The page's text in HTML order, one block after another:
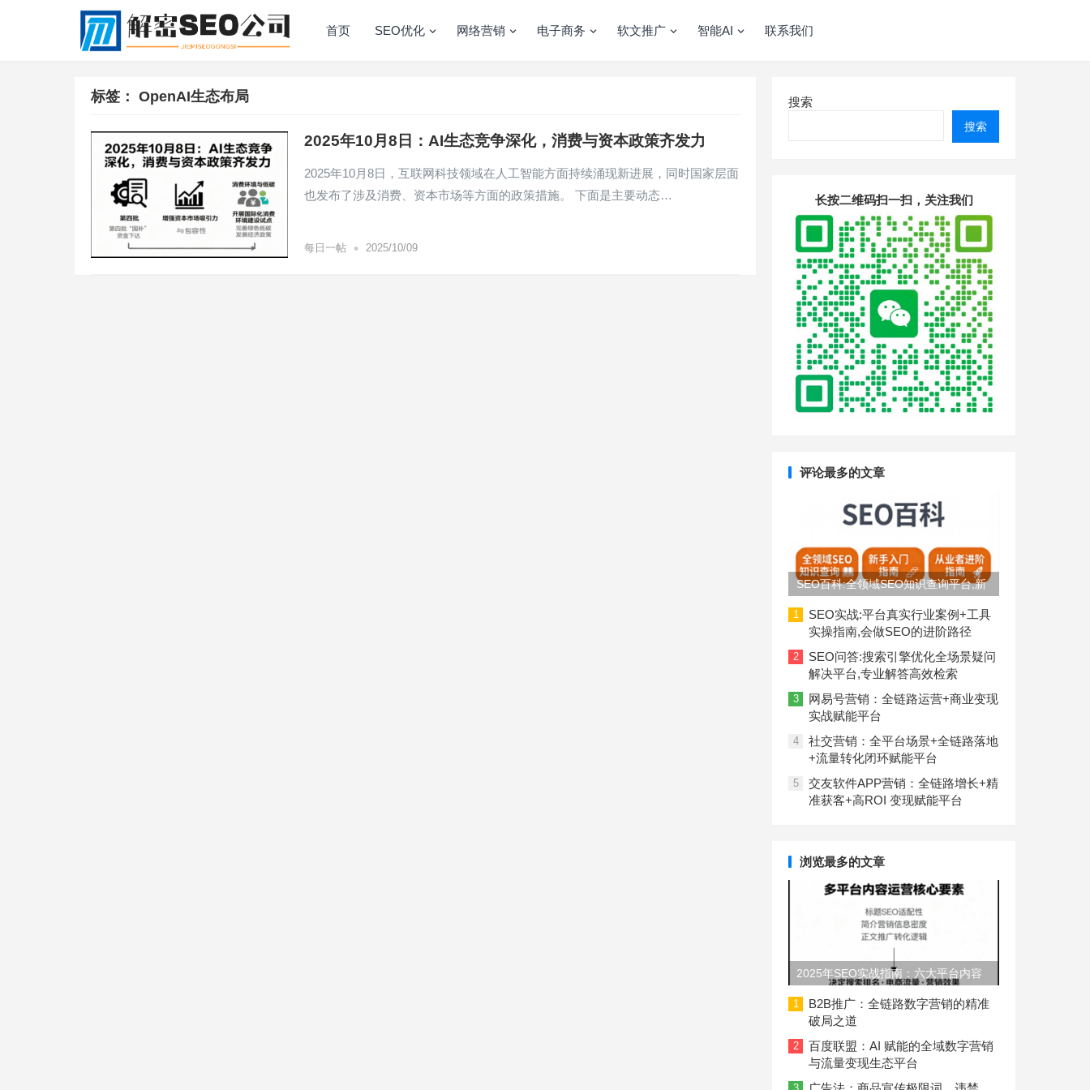
首页 SEO优化 网络营销 电子商务 软文推广 智能AI 联系我们
标签： OpenAI生态布局
2025年10月8日：AI生态竞争深化，消费与资本政策齐发力
2025年10月8日，互联网科技领域在人工智能方面持续涌现新进展，同时国家层面
也发布了涉及消费、资本市场等方面的政策措施。 下面是主要动态…
每日一帖 • 2025/10/09
搜索
搜索
长按二维码扫一扫，关注我们
评论最多的文章
SEO百科:全领域SEO知识查询平台,新
手入门到从业者进阶指南
1
SEO实战:平台真实行业案例+工具
实操指南,会做SEO的进阶路径
2
SEO问答:搜索引擎优化全场景疑问
解决平台,专业解答高效检索
3
网易号营销：全链路运营+商业变现
实战赋能平台
4
社交营销：全平台场景+全链路落地
+流量转化闭环赋能平台
5
交友软件APP营销：全链路增长+精
准获客+高ROI 变现赋能平台
浏览最多的文章
2025年SEO实战指南：六大平台内容
长度与结构规范
1
B2B推广：全链路数字营销的精准
破局之道
2
百度联盟：AI 赋能的全域数字营销
与流量变现生态平台